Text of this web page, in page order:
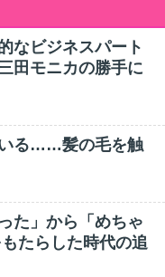
なビジネスパート
田モニカの勝手に
いる……髪の毛を触
た」から「めちゃ
たらした時代の追